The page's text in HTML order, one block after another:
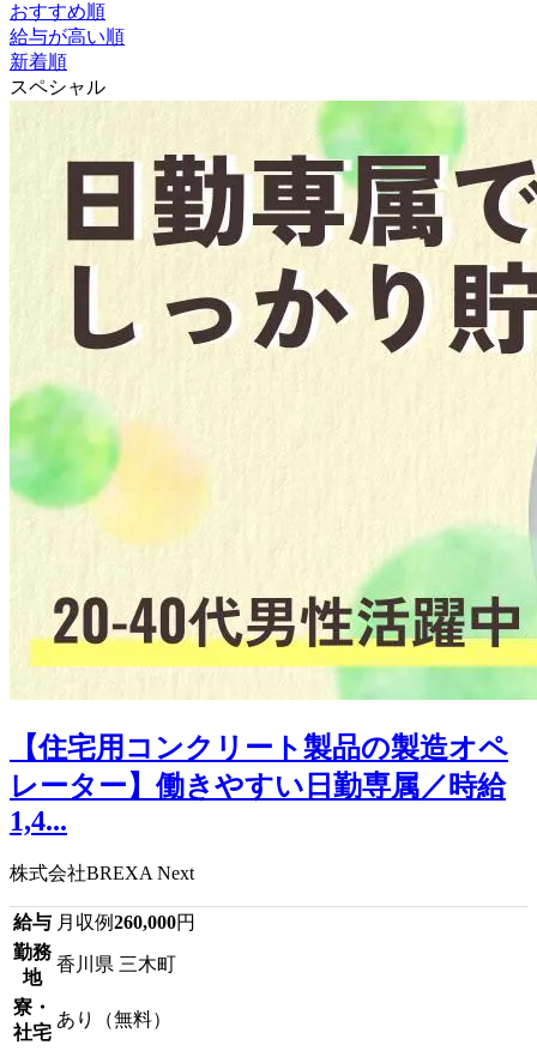
おすすめ順
給与が高い順
新着順
スペシャル
【住宅用コンクリート製品の製造オペ
レーター】働きやすい日勤専属／時給
1,4...
株式会社BREXA Next
給与 月収例260,000円
勤務
地
香川県 三木町
寮・
社宅
あり（無料）